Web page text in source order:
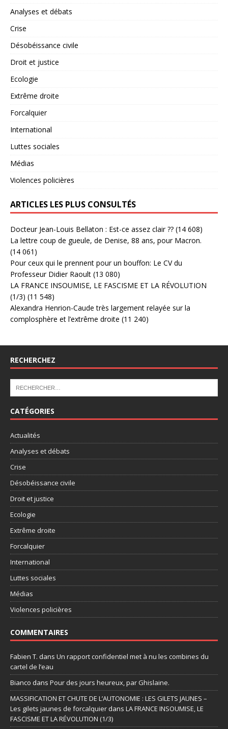
Analyses et débats
Crise
Désobéissance civile
Droit et justice
Ecologie
Extrême droite
Forcalquier
International
Luttes sociales
Médias
Violences policières
ARTICLES LES PLUS CONSULTÉS
Docteur Jean-Louis Bellaton : Est-ce assez clair ?? (14 608)
La lettre coup de gueule, de Denise, 88 ans, pour Macron.
(14 061)
Pour ceux qui le prennent pour un bouffon: Le CV du
Professeur Didier Raoult (13 080)
LA FRANCE INSOUMISE, LE FASCISME ET LA RÉVOLUTION
(1/3) (11 548)
Alexandra Henrion-Caude très largement relayée sur la
complosphère et l’extrême droite (11 240)
RECHERCHEZ
CATÉGORIES
Actualités
Analyses et débats
Crise
Désobéissance civile
Droit et justice
Ecologie
Extrême droite
Forcalquier
International
Luttes sociales
Médias
Violences policières
COMMENTAIRES
Fabien T. dans Un rapport confidentiel met à nu les combines du
cartel de l’eau
Bianco dans Pour des jours heureux, par Ghislaine.
MASSIFICATION ET CHUTE DE L’AUTONOMIE : LES GILETS JAUNES –
Les gilets jaunes de forcalquier dans LA FRANCE INSOUMISE, LE
FASCISME ET LA RÉVOLUTION (1/3)